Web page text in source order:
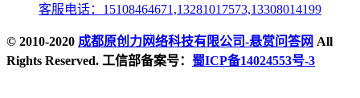
客服电话：15108464671,13281017573,13308014199
© 2010-2020 成都原创力网络科技有限公司-悬赏问答网 All
Rights Reserved. 工信部备案号： 蜀ICP备14024553号-3